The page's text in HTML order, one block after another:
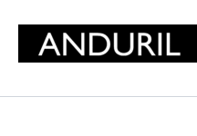
content